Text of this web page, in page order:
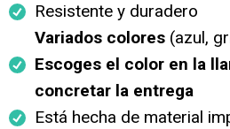
Resistente y duradero
Variados colores(azul,
Escoges el color en la
concretar la entrega
Está hecha de material